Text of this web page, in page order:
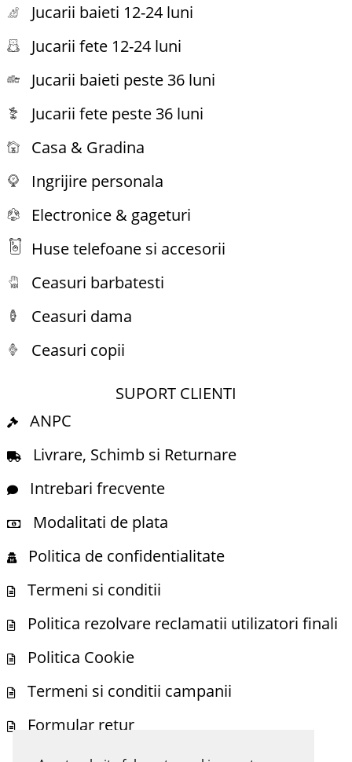
Jucarii baieti 12-24 luni
Jucarii fete 12-24 luni
Jucarii baieti peste 36 luni
Jucarii fete peste 36 luni
Casa & Gradina
Ingrijire personala
Electronice & gageturi
Huse telefoane si accesorii
Ceasuri barbatesti
Ceasuri dama
Ceasuri copii
SUPORT CLIENTI
ANPC
Livrare, Schimb si Returnare
Intrebari frecvente
Modalitati de plata
Politica de confidentialitate
Termeni si conditii
Politica rezolvare reclamatii utilizatori finali
Politica Cookie
Termeni si conditii campanii
Formular retur